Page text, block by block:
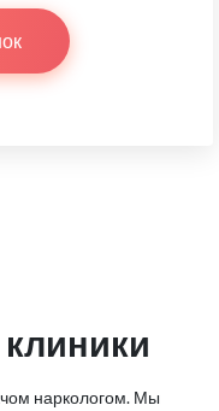
наркологом. Мы